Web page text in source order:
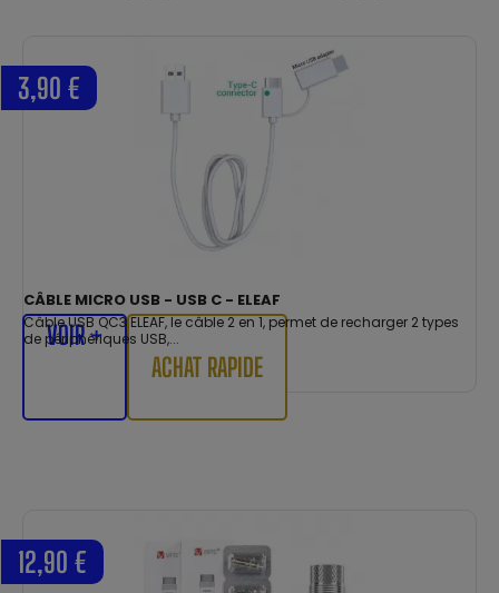
CÂBLE MICRO USB - USB C - ELEAF
Câble USB QC3 ELEAF, le câble 2 en 1, permet de recharger 2 types
de périphériques USB,...
3,90 €
VOIR +
ACHAT RAPIDE
12,90 €